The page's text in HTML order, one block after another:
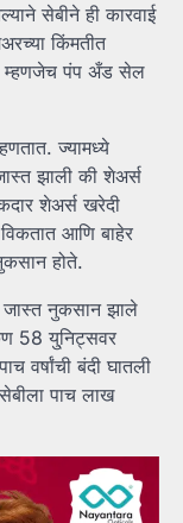
सेबीने ही कारवाई
किंमतीत
म्हणजेच पंप अँड सेल
ज्यामध्ये
झाली की शेअर्स
शेअर्स खरेदी
आणि बाहेर
होते.
जास्त नुकसान झाले
58 यु्निट्सवर
वर्षांची बंदी घातली
पाच लाख